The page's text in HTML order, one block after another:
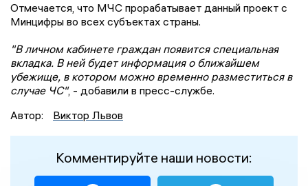
Отмечается, что МЧС прорабатывает данный проект с
Минцифры во всех субъектах страны.
"В личном кабинете граждан появится специальная
вкладка. В ней будет информация о ближайшем
убежище, в котором можно временно разместиться в
случае ЧС", - добавили в пресс-службе.
Автор:
Виктор Львов
Комментируйте наши новости: